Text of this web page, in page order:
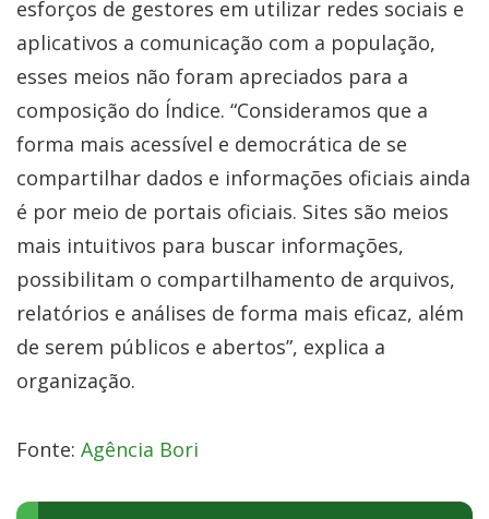
esforços de gestores em utilizar redes sociais e
aplicativos a comunicação com a população,
esses meios não foram apreciados para a
composição do Índice. “Consideramos que a
forma mais acessível e democrática de se
compartilhar dados e informações oficiais ainda
é por meio de portais oficiais. Sites são meios
mais intuitivos para buscar informações,
possibilitam o compartilhamento de arquivos,
relatórios e análises de forma mais eficaz, além
de serem públicos e abertos”, explica a
organização.
Fonte: Agência Bori